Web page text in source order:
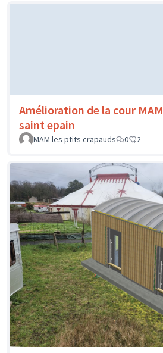
Amélioration de la cour MAM
saint epain
MAM les ptits crapauds
0 2